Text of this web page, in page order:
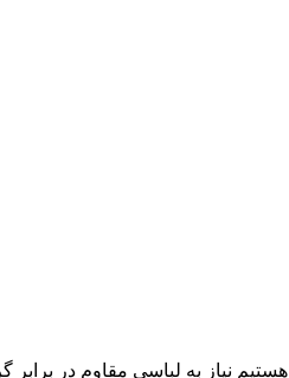
نیاز به لباسی مقاوم در